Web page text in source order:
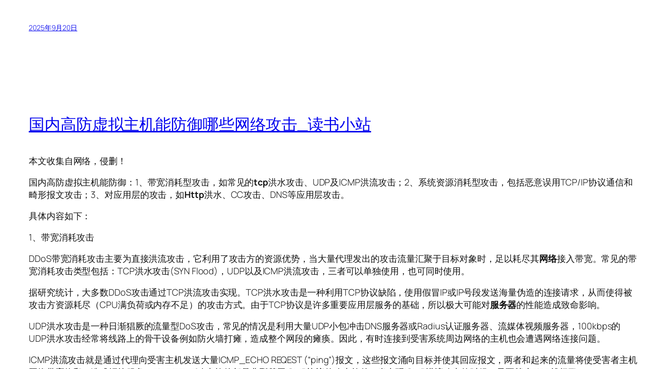
2025年9月20日
国内高防虚拟主机能防御哪些网络攻击_读书小站
本文收集自网络，侵删！
国内高防虚拟主机能防御：1、带宽消耗型攻击，如常见的tcp洪水攻击、UDP及ICMP洪流攻击；2、系统资源消耗型攻击，包括恶意误用TCP/IP协议通信和
畸形报文攻击；3、对应用层的攻击，如Http洪水、CC攻击、DNS等应用层攻击。
具体内容如下：
1、带宽消耗攻击
DDoS带宽消耗攻击主要为直接洪流攻击，它利用了攻击方的资源优势，当大量代理发出的攻击流量汇聚于目标对象时，足以耗尽其网络接入带宽。常见的带
宽消耗攻击类型包括：TCP洪水攻击(SYN Flood)，UDP以及ICMP洪流攻击，三者可以单独使用，也可同时使用。
据研究统计，大多数DDoS攻击通过TCP洪流攻击实现。TCP洪水攻击是一种利用TCP协议缺陷，使用假冒IP或IP号段发送海量伪造的连接请求，从而使得被
攻击方资源耗尽（CPU满负荷或内存不足）的攻击方式。由于TCP协议是许多重要应用层服务的基础，所以极大可能对服务器的性能造成致命影响。
UDP洪水攻击是一种日渐猖厥的流量型DoS攻击，常见的情况是利用大量UDP小包冲击DNS服务器或Radius认证服务器、流媒体视频服务器，100kbps的
UDP洪水攻击经常将线路上的骨干设备例如防火墙打瘫，造成整个网段的瘫痪。因此，有时连接到受害系统周边网络的主机也会遭遇网络连接问题。
ICMP洪流攻击就是通过代理向受害主机发送大量ICMP_ECHO REQEST (“ping”)报文，这些报文涌向目标并使其回应报文，两者和起来的流量将使受害者主机